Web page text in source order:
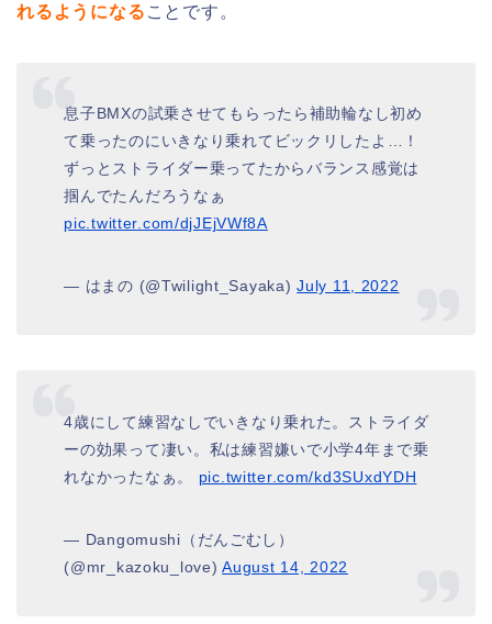
れるようになる ことです。
息子BMXの試乗させてもらったら補助輪なし初め
て乗ったのにいきなり乗れてビックリしたよ…！
ずっとストライダー乗ってたからバランス感覚は
掴んでたんだろうなぁ
pic.twitter.com/djJEjVWf8A
— はまの (@Twilight_Sayaka)July 11, 2022
4歳にして練習なしでいきなり乗れた。ストライダ
ーの効果って凄い。私は練習嫌いで小学4年まで乗
れなかったなぁ。 pic.twitter.com/kd3SUxdYDH
— Dangomushi（だんごむし）
(@mr_kazoku_love)August 14, 2022